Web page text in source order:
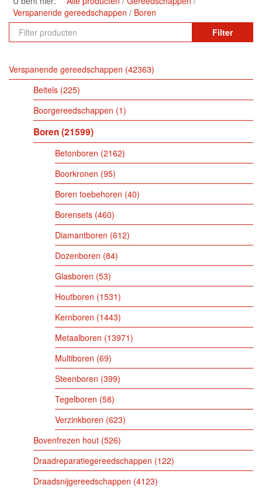
Verspanende gereedschappen
Boren
Filter
Verspanende gereedschappen 42363
Beitels 225
Boorgereedschappen 1
Boren 21599
Betonboren 2162
Boorkronen 95
Boren toebehoren 40
Borensets 460
Diamantboren 612
Dozenboren 84
Glasboren 53
Houtboren 1531
Kernboren 1443
Metaalboren 13971
Multiboren 69
Steenboren 399
Tegelboren 58
Verzinkboren 623
Bovenfrezen hout 526
Draadreparatiegereedschappen 122
Draadsnijgereedschappen 4123